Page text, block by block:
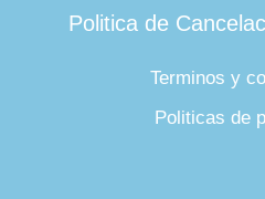
Politica de
Terminos y
Politicas de